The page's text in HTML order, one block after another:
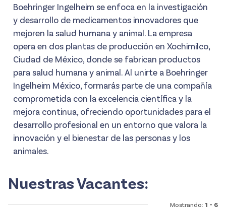
Boehringer Ingelheim se enfoca en la investigación
y desarrollo de medicamentos innovadores que
mejoren la salud humana y animal. La empresa
opera en dos plantas de producción en Xochimilco,
Ciudad de México, donde se fabrican productos
para salud humana y animal. Al unirte a Boehringer
Ingelheim México, formarás parte de una compañía
comprometida con la excelencia científica y la
mejora continua, ofreciendo oportunidades para el
desarrollo profesional en un entorno que valora la
innovación y el bienestar de las personas y los
animales.
Nuestras Vacantes:
Mostrando: 1 - 6